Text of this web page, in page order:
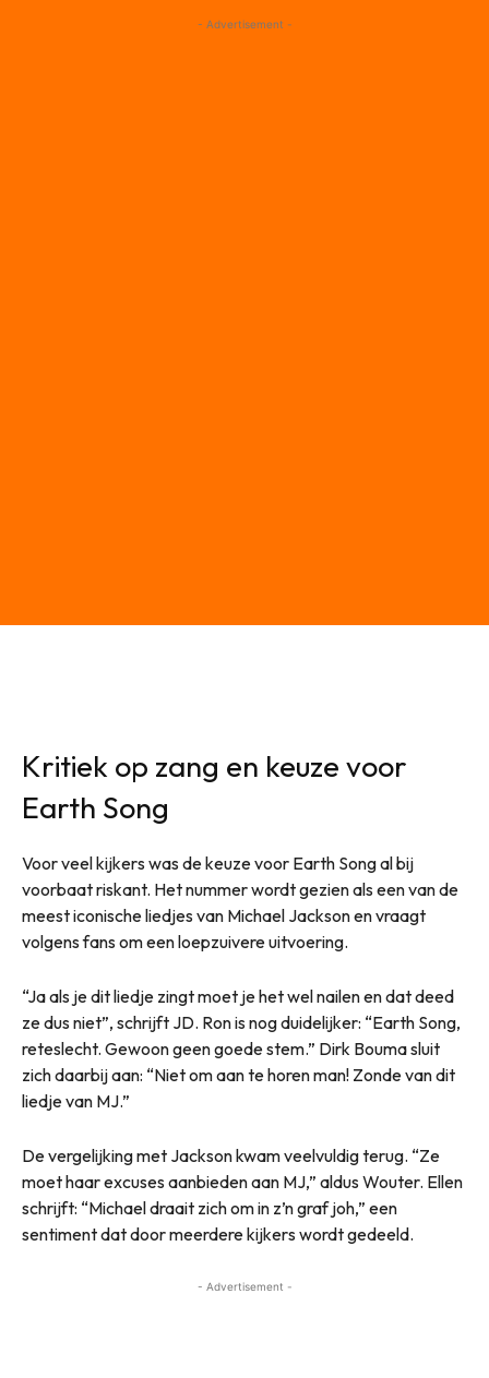
- Advertisement -
Kritiek op zang en keuze voor
Earth Song
Voor veel kijkers was de keuze voor Earth Song al bij
voorbaat riskant. Het nummer wordt gezien als een van de
meest iconische liedjes van Michael Jackson en vraagt
volgens fans om een loepzuivere uitvoering.
“Ja als je dit liedje zingt moet je het wel nailen en dat deed
ze dus niet”, schrijft JD. Ron is nog duidelijker: “Earth Song,
reteslecht. Gewoon geen goede stem.” Dirk Bouma sluit
zich daarbij aan: “Niet om aan te horen man! Zonde van dit
liedje van MJ.”
De vergelijking met Jackson kwam veelvuldig terug. “Ze
moet haar excuses aanbieden aan MJ,” aldus Wouter. Ellen
schrijft: “Michael draait zich om in z’n graf joh,” een
sentiment dat door meerdere kijkers wordt gedeeld.
- Advertisement -